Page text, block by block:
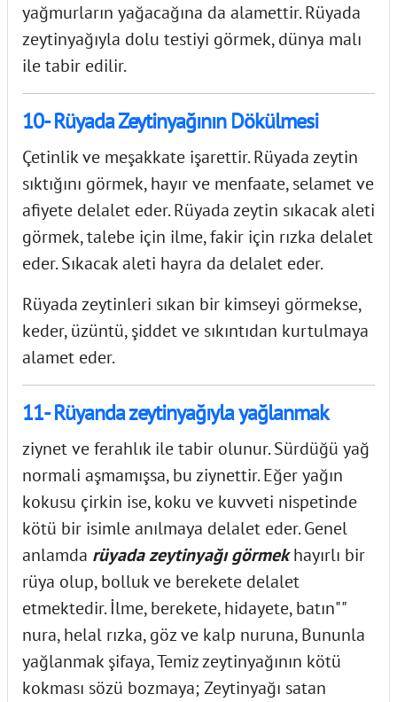
yağmurların yağacağına da alamettir. Rüyada
zeytinyağıyla dolu testiyi görmek, dünya malı
ile tabir edilir.
10- Rüyada Zeytinyağının Dökülmesi
Çetinlik ve meşakkate işarettir. Rüyada zeytin
sıktığını görmek, hayır ve menfaate, selamet ve
afiyete delalet eder. Rüyada zeytin sıkacak aleti
görmek, talebe için ilme, fakir için rızka delalet
eder. Sıkacak aleti hayra da delalet eder.
Rüyada zeytinleri sıkan bir kimseyi görmekse,
keder, üzüntü, şiddet ve sıkıntıdan kurtulmaya
alamet eder.
11- Rüyanda zeytinyağıyla yağlanmak
ziynet ve ferahlık ile tabir olunur. Sürdüğü yağ
normali aşmamışsa, bu ziynettir. Eğer yağın
kokusu çirkin ise, koku ve kuvveti nispetinde
kötü bir isimle anılmaya delalet eder. Genel
anlamda rüyada zeytinyağı görmekhayırlı bir
rüya olup, bolluk ve berekete delalet
etmektedir. İlme, berekete, hidayete, batın""
nura, helal rızka, göz ve kalp nuruna, Bununla
yağlanmak şifaya, Temiz zeytinyağının kötü
kokması sözü bozmaya; Zeytinyağı satan